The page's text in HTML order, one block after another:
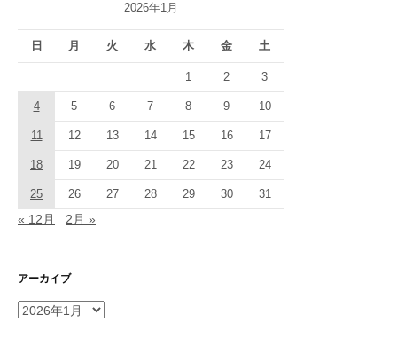
2026年1月
日 月 火 水 木 金 土
1 2 3
4 5 6 7 8 9 10
11 12 13 14 15 16 17
18 19 20 21 22 23 24
25 26 27 28 29 30 31
« 12月 2月 »
アーカイブ
ア